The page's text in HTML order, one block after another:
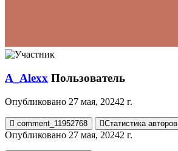
A_Alexx Пользователь
Опубликовано 27 мая, 20242 г.
comment_11952768 Статистика авторов
Опубликовано 27 мая, 20242 г.